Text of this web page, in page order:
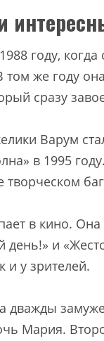
году,
том же году
сразу
Варум
в 1995
творческом
в кино.
и
и у зрителей.
дважды
Мария.